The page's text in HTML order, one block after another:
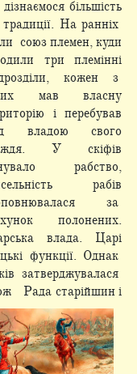
більшість
На ранніх
союз племен, куди
три племінні
кожен з
мав власну
і перебував
владою свого
У скіфів
рабство,
рабів
за
полонених.
влада. Царі
функції. Однак
затверджувалася
Радастарійшин і